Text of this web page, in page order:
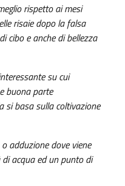
rispetto ai mesi
risaie dopo la falsa
cibo e anche di bellezza
su cui
buona parte
si basa sulla coltivazione
adduzione dove viene
acqua ed un punto di